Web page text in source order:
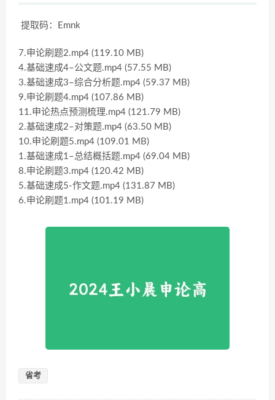
提取码：Emnk
7.申论刷题2.mp4 (119.10 MB)
4.基础速成4–公文题.mp4 (57.55 MB)
3.基础速成3–综合分析题.mp4 (59.37 MB)
9.申论刷题4.mp4 (107.86 MB)
11.申论热点预测梳理.mp4 (121.79 MB)
2.基础速成2–对策题.mp4 (63.50 MB)
10.申论刷题5.mp4 (109.01 MB)
1.基础速成1–总结概括题.mp4 (69.04 MB)
8.申论刷题3.mp4 (120.42 MB)
5.基础速成5-作文题.mp4 (131.87 MB)
6.申论刷题1.mp4 (101.19 MB)
省考